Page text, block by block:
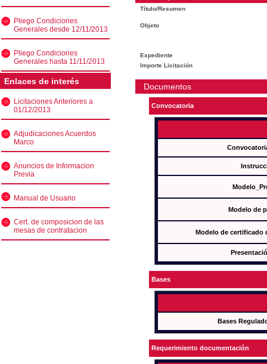
Pliego Condiciones
Generales desde 12/11/2013
Pliego Condiciones
Generales hasta 11/11/2013
Enlaces de interés
Licitaciones Anteriores a
01/12/2013
Adjudicaciones Acuerdos
Marco
Anuncios de Informacion
Previa
Manual de Usuario
Cert. de composicion de las
mesas de contratacion
Título/Resumen
Objeto
Expediente
Importe Licitación
Documentos
Convocatoria
Modelo de
Modelo de certificado
Bases
Bases
Requerimiento documentación